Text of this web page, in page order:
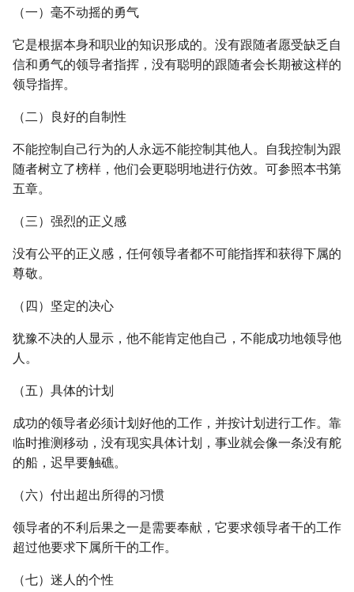
（一）毫不动摇的勇气
它是根据本身和职业的知识形成的。没有跟随者愿受缺乏自
信和勇气的领导者指挥，没有聪明的跟随者会长期被这样的
领导指挥。
（二）良好的自制性
不能控制自己行为的人永远不能控制其他人。自我控制为跟
随者树立了榜样，他们会更聪明地进行仿效。可参照本书第
五章。
（三）强烈的正义感
没有公平的正义感，任何领导者都不可能指挥和获得下属的
尊敬。
（四）坚定的决心
犹豫不决的人显示，他不能肯定他自己，不能成功地领导他
人。
（五）具体的计划
成功的领导者必须计划好他的工作，并按计划进行工作。靠
临时推测移动，没有现实具体计划，事业就会像一条没有舵
的船，迟早要触礁。
（六）付出超出所得的习惯
领导者的不利后果之一是需要奉献，它要求领导者干的工作
超过他要求下属所干的工作。
（七）迷人的个性